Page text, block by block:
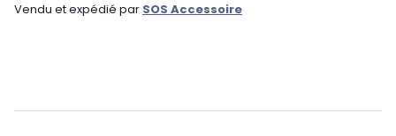
Vendu et expédié par SOS Accessoire